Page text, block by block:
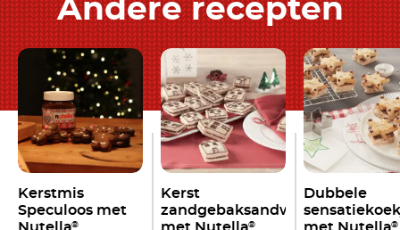
Andere recepten
Kerstmis
Speculoos met
Nutella®
Kerst
zandgebaksandwich
met Nutella®
Dubbele
met Nutella®